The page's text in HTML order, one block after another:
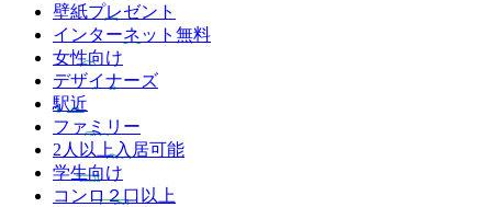
壁紙プレゼント
インターネット無料
女性向け
デザイナーズ
駅近
ファミリー
2人以上入居可能
学生向け
コンロ２口以上